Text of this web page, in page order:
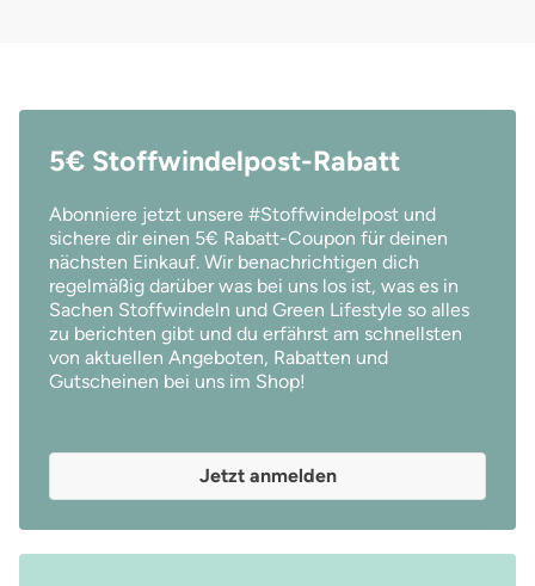
5€ Stoffwindelpost-Rabatt
Abonniere jetzt unsere #Stoffwindelpost und
sichere dir einen 5€ Rabatt-Coupon für deinen
nächsten Einkauf. Wir benachrichtigen dich
regelmäßig darüber was bei uns los ist, was es in
Sachen Stoffwindeln und Green Lifestyle so alles
zu berichten gibt und du erfährst am schnellsten
von aktuellen Angeboten, Rabatten und
Gutscheinen bei uns im Shop!
Jetzt anmelden